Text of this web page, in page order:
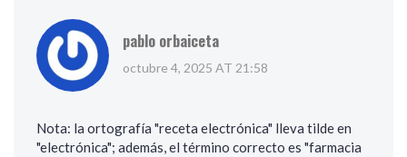
pablo orbaiceta
octubre 4, 2025 AT 21:58
Nota: la ortografía "receta electrónica" lleva tilde en
"electrónica"; además, el término correcto es "farmacia